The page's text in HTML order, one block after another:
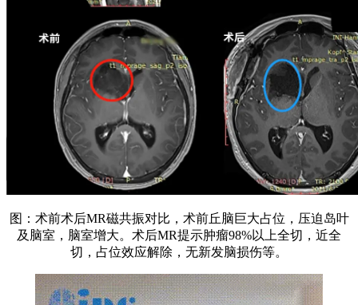
图：术前术后MR磁共振对比，术前丘脑巨大占位，压迫岛叶
及脑室，脑室增大。术后MR提示肿瘤98%以上全切，近全
切，占位效应解除，无新发脑损伤等。